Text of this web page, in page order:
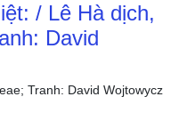
/ Lê Hà dịch,
David
Tranh: David Wojtowycz